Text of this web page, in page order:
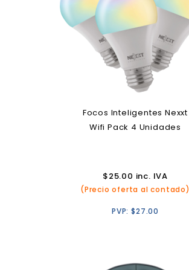
Focos Inteligentes Nexxt
Wifi Pack 4 Unidades
$25.00 inc. IVA
(Precio oferta al contado)
PVP:$27.00